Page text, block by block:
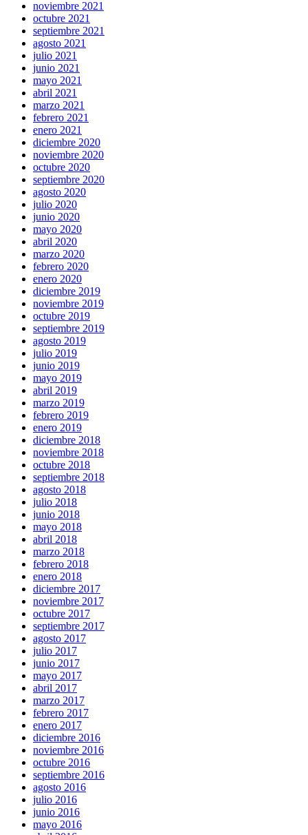
noviembre 2021
octubre 2021
septiembre 2021
agosto 2021
julio 2021
junio 2021
mayo 2021
abril 2021
marzo 2021
febrero 2021
enero 2021
diciembre 2020
noviembre 2020
octubre 2020
septiembre 2020
agosto 2020
julio 2020
junio 2020
mayo 2020
abril 2020
marzo 2020
febrero 2020
enero 2020
diciembre 2019
noviembre 2019
octubre 2019
septiembre 2019
agosto 2019
julio 2019
junio 2019
mayo 2019
abril 2019
marzo 2019
febrero 2019
enero 2019
diciembre 2018
noviembre 2018
octubre 2018
septiembre 2018
agosto 2018
julio 2018
junio 2018
mayo 2018
abril 2018
marzo 2018
febrero 2018
enero 2018
diciembre 2017
noviembre 2017
octubre 2017
septiembre 2017
agosto 2017
julio 2017
junio 2017
mayo 2017
abril 2017
marzo 2017
febrero 2017
enero 2017
diciembre 2016
noviembre 2016
octubre 2016
septiembre 2016
agosto 2016
julio 2016
junio 2016
mayo 2016